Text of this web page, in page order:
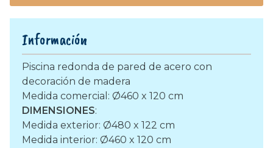
Información
Piscina redonda de pared de acero con
decoración de madera
Medida comercial: Ø460 x 120 cm
DIMENSIONES:
Medida exterior: Ø480 x 122 cm
Medida interior: Ø460 x 120 cm